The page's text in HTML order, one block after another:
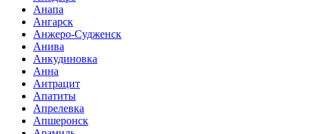
Анапа
Ангарск
Анжеро-Судженск
Анива
Анкудиновка
Анна
Антрацит
Апатиты
Апрелевка
Апшеронск